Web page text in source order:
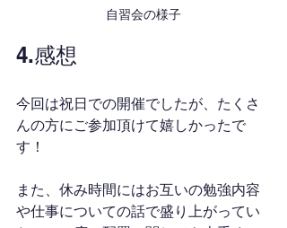
自習会の様子
4.感想
今回は祝日での開催でしたが、たくさ
んの方にご参加頂けて嬉しかったで
す！
また、休み時間にはお互いの勉強内容
や仕事についての話で盛り上がってい